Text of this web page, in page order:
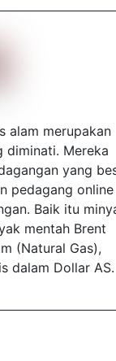
alam merupakan
diminati. Mereka
yang
pedagang online
Baik itu
mentah Brent
(Natural Gas),
dalam Dollar AS.